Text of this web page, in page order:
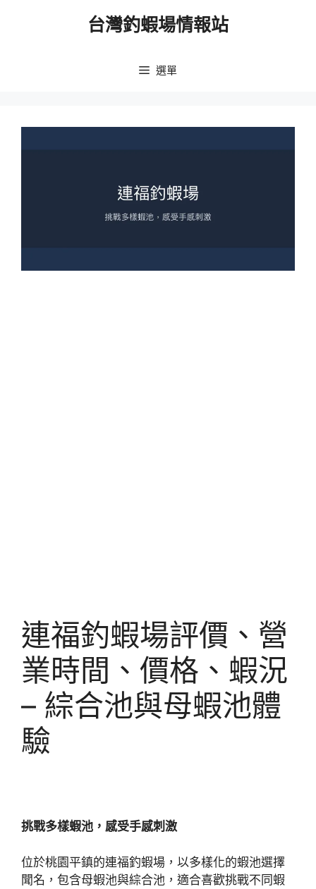
台灣釣蝦場情報站
選單
連福釣蝦場評價、營
業時間、價格、蝦況
– 綜合池與母蝦池體
驗
挑戰多樣蝦池，感受手感刺激
位於桃園平鎮的連福釣蝦場，以多樣化的蝦池選擇
聞名，包含母蝦池與綜合池，適合喜歡挑戰不同蝦